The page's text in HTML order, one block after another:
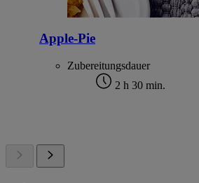
Apple-Pie
Zubereitungsdauer
2 h 30 min.